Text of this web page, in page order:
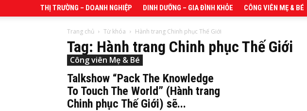
THỊ TRƯỜNG – DOANH NGHIỆP
DINH DƯỠNG – GIA ĐÌNH KHỎE CÔNG VIÊN MẸ & BÉ
Trang chủ Từ khóa Hành trang Chinh phục Thế Giới
Tag: Hành trang Chinh phục Thế Giới
Công viên Mẹ & Bé
Talkshow “Pack The Knowledge
To Touch The World” (Hành trang
Chinh phục Thế Giới) sẽ...